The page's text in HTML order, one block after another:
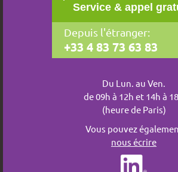
Service & appel
Depuis l'étranger:
+33 4 83 73 63 83
Du Lun. au Ven.
de 09h à 12h et 14h à
(heure de Paris)
Vous pouvez
nous écrire